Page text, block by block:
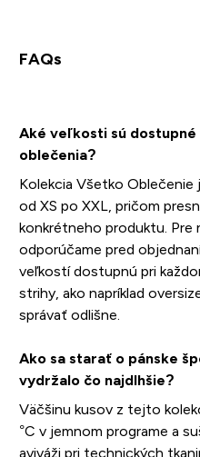
FAQs
Aké veľkosti sú
oblečenia?
Kolekcia Všetko
od XS po XXL, pričom
konkrétneho produktu. Pre
odporúčame pred
veľkostí dostupnú pri
strihy, ako napríklad
správať odlišne.
Ako sa starať o pánske
vydržalo čo najdlhšie?
Väčšinu kusov z tejto
°C v jemnom programe a
aviváži pri technických